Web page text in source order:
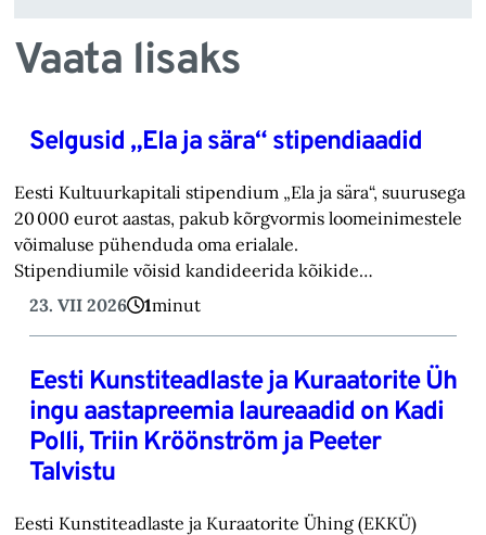
Vaata lisaks
Selgusid „Ela ja sära“ stipendiaadid
Eesti Kultuurkapitali stipendium „Ela ja sära“, suurusega
20 000 eurot aastas, pakub kõrgvormis loomeinimestele
võimaluse pühenduda oma erialale.
Stipendiumile võisid kandideerida kõikide…
23. VII 2026
1minut
Eesti Kunstiteadlaste ja Kuraatorite Üh
ingu aastapreemia laureaadid on Kadi
Polli, Triin Kröönström ja Peeter
Talvistu
Eesti Kunstiteadlaste ja Kuraatorite Ühing (EKKÜ)